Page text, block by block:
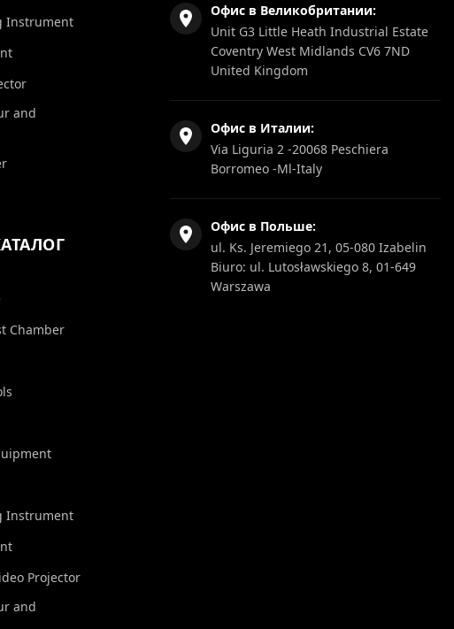
Instrument
and
Chamber
Instrument
Projector
and
Офис в Великобритании:
Unit G3 Little Heath Industrial Estate
Coventry West Midlands CV6 7ND
United Kingdom
Офис в Италии:
Via Liguria 2 -20068 Peschiera
Borromeo -Ml-Italy
Офис в Польше:
ul. Ks. Jeremiego 21, 05-080 Izabelin
Biuro: ul. Lutosławskiego 8, 01-649
Warszawa